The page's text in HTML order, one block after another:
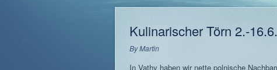
Kulinarischer Törn 2.-
ByMartin
In Vathy haben wir nette polnische